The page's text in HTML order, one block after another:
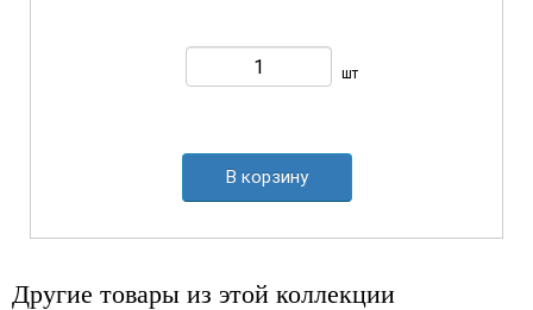
шт
В корзину
Другие товары из этой коллекции